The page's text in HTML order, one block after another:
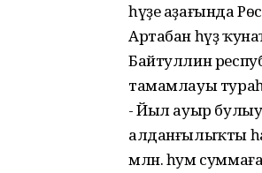
һүҙе аҙағында
Артабан һүҙ
Байтуллин
тамамлауы
- Йыл ауыр
алданғылыҡты
млн. һум суммаға